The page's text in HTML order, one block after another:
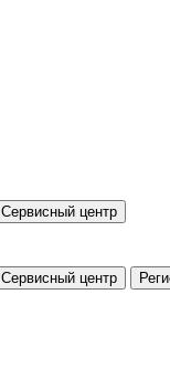
Сервисный центр
Сервисный центр